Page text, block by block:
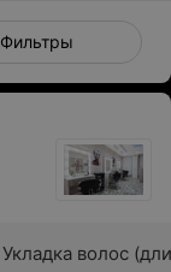
Фильтры
Укладка волос